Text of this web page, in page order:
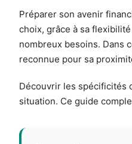
Préparer son avenir
choix, grâce à sa
nombreux besoins. Dans
reconnue pour sa
Découvrir les spécificités
situation. Ce guide